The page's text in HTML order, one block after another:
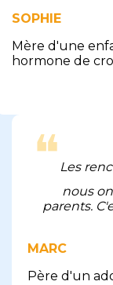
SOPHIE
Mère d'une
hormone de
❝ Les
nous
parents.
MARC
Père d'un